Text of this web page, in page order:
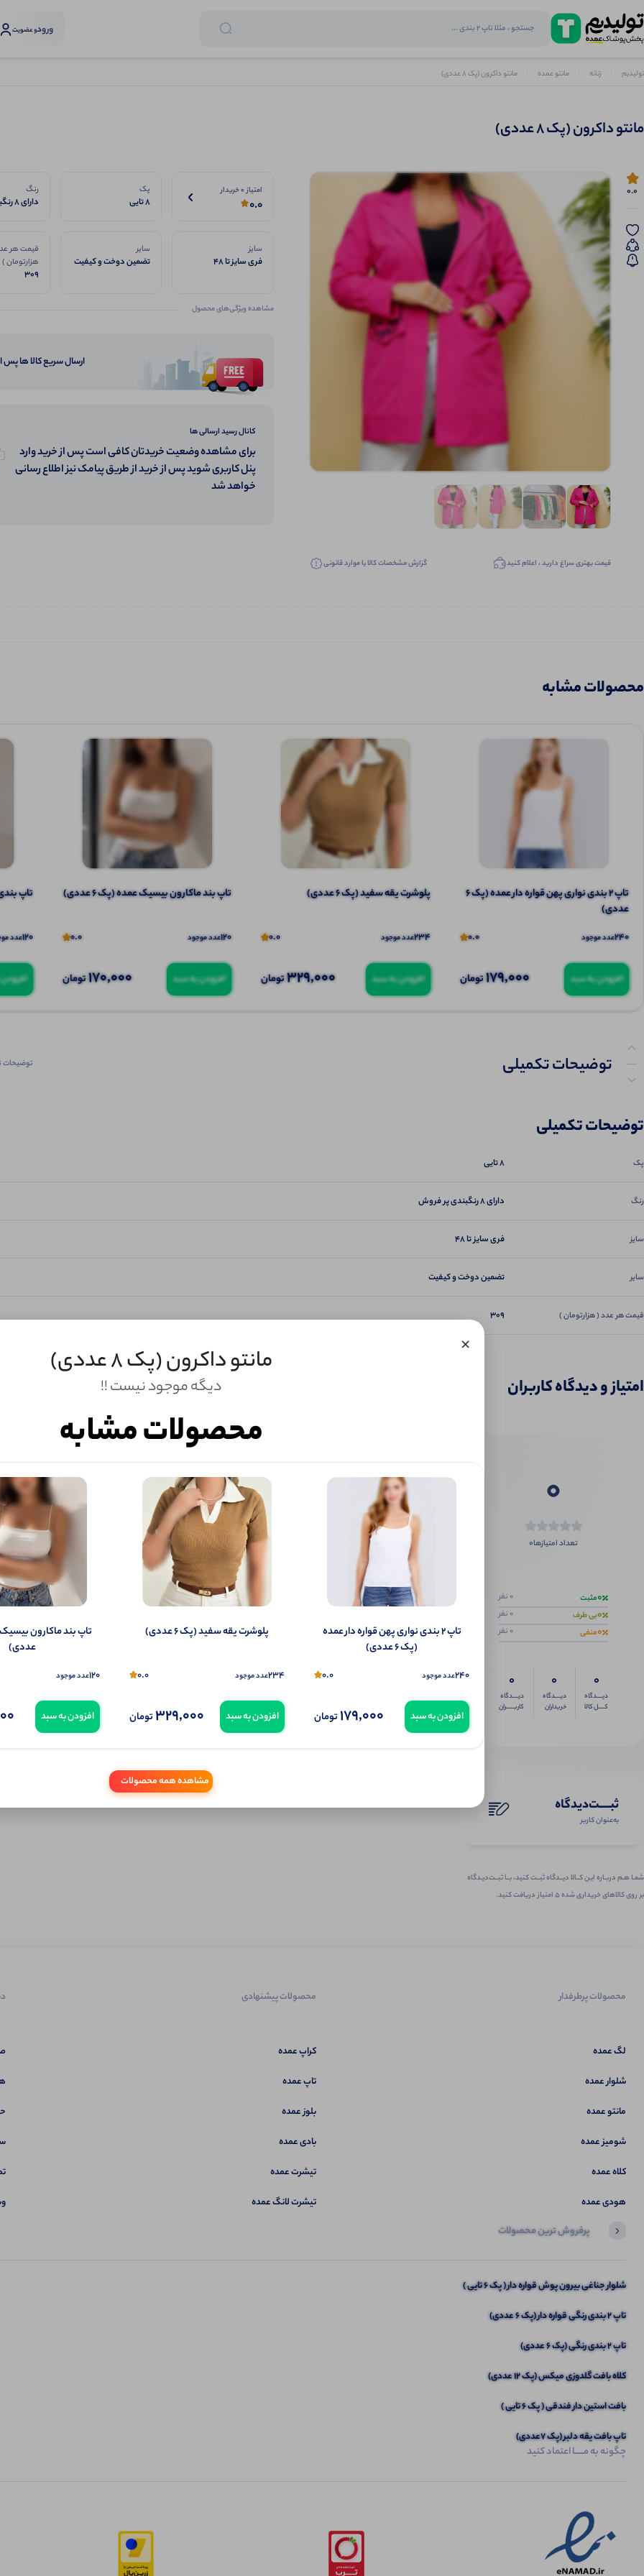
ورودو عضویت
تولیدیم زنانه مانتو عمده مانتو داکرون (پک 8 عددی)
مانتو داکرون (پک 8 عددی)
0.0
قیمت بهتری سراغ دارید ، اعلام کنید گزارش مشخصات کالا یا موارد قانونی
امتیاز 0 خریدار
0.0
پک
8 تایی
رنگ
سایز
فری سایز تا 48
سایر
تضمین دوخت و کیفیت
قیمت هر
هزارتومان )
309
مشاهده ویژگی‌های محصول
ارسال سریع کالا ها
کانال رسید ارسالی ها
برای مشاهده وضعیت خریدتان کافی است پس از خرید وارد
پنل کاربری شوید پس از خرید از طریق پیامک نیز اطلاع رسانی
خواهد شد
محصولات مشابه
تاپ ۲ بندی نواری پهن قواره دار عمده (پک 6
عددی)
240عدد موجود 0.0
افزودن به سبد 179,000تومان
پلوشرت یقه سفید (پک 6 عددی)
234عدد موجود 0.0
افزودن به سبد 329,000تومان
تاپ بند ماکارون بیسیک عمده (پک 6 عددی)
120عدد موجود 0.0
افزودن به سبد 170,000تومان
تاپ بندی
120عدد
توضیحات تکمیلی
توضیحات
توضیحات تکمیلی
پک 8 تایی
رنگ دارای 8 رنگبندی پر فروش
سایز فری سایز تا 48
سایر تضمین دوخت و کیفیت
قیمت هر عدد ( هزارتومان ) 309
امتیاز و دیدگاه کاربران
0
تعداد امتیازها0
0مثبت 0 نفر
0بی طرف 0 نفر
0منفی 0 نفر
0
دیــــدگاه
کــــل کالا
0
دیــــدگاه
خریداران
0
دیــــدگاه
کاربـــــران
ثبـــــت‌دیدگاه
به‌عنوان کاربر
شمـا هـم دربـاره ایـن کــالا دیــدگاه ثبــت کنید، بــا ثبــت‌دیـدگاه
بر روی کالاهای خریداری شده ۵ امتیاز دریافت کنید.
ثبـــــت‌دیدگاه
به‌عنوان کاربر
شما هم می‌توانید در مورد این کالا نظر دهید.
اگر این محصول را قبلا خریده باشید، دیدگاه شما به عنوان خریدار ثبت خواهد شد. همچنین در صورت
تمایل می‌توانید به صورت ناشناس نیز دیدگاه خود را ثبت کنید.
محصولات پرطرفدار
لگ عمده
شلوار عمده
مانتو عمده
شومیز عمده
کلاه عمده
هودی عمده
محصولات پیشنهادی
کراپ عمده
تاپ عمده
بلوز عمده
بادی عمده
تیشرت عمده
تیشرت لانگ عمده
پرفروش ترین محصولات
آخرین محصولاتی که بازدید کردید
شلوار جناغی بیرون پوش قواره دار ( پک 6 تایی )
تاپ ۲ بندی رنگی قواره دار (پک 6 عددی)
تاپ 2 بندی رنگی (پک 6 عددی)
کلاه بافت گلدوزی میکس (پک 12 عددی)
بافت استین دار فندقی ( پک 6 تایی )
تاپ بافت یقه دلبر (پک 7عددی)
مانتو داکرون (پک 8 عددی)
چگونه به مــــــا اعتماد کنید
× مانتو داکرون (پک 8 عددی)
دیگه موجود نیست !!
محصولات مشابه
تاپ ۲ بندی نواری پهن قواره دار عمده
(پک 6 عددی)
240عدد موجود 0.0
افزودن به سبد 179,000تومان
پلوشرت یقه سفید (پک 6 عددی)
234عدد موجود 0.0
افزودن به سبد 329,000تومان
عددی)
120عدد موجود
افزودن به سبد
مشاهده همه محصولات